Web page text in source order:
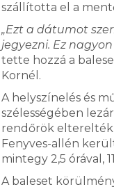
szállította el a
„Ezt a dátumot
jegyezni. Ez
tette hozzá a
Kornél.
A helyszínelés és
szélességében
rendőrök elterelték
Fenyves-allén
mintegy 2,5 órával,
A baleset